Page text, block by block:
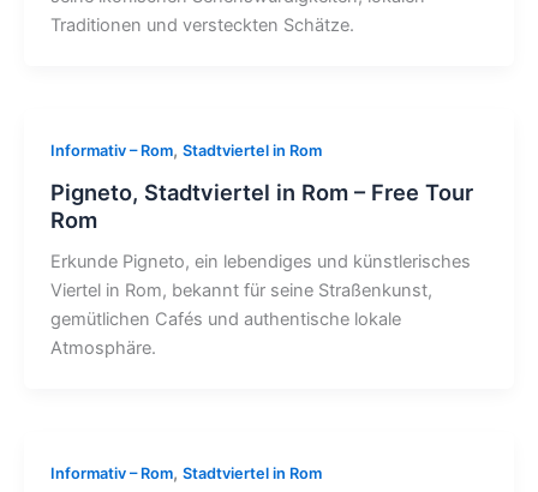
Traditionen und versteckten Schätze.
Informativ – Rom, Stadtviertel in Rom
Pigneto, Stadtviertel in Rom – Free Tour
Rom
Erkunde Pigneto, ein lebendiges und künstlerisches
Viertel in Rom, bekannt für seine Straßenkunst,
gemütlichen Cafés und authentische lokale
Atmosphäre.
Informativ – Rom, Stadtviertel in Rom